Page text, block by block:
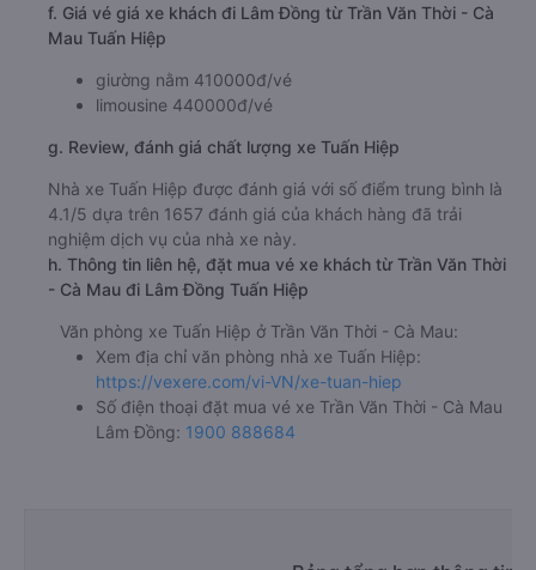
f. Giá vé giá xe khách đi Lâm Đồng từ Trần Văn Thời - Cà
Mau Tuấn Hiệp
giường nằm 410000đ/vé
limousine 440000đ/vé
g. Review, đánh giá chất lượng xe Tuấn Hiệp
Nhà xe Tuấn Hiệp được đánh giá với số điểm trung bình là
4.1/5 dựa trên 1657 đánh giá của khách hàng đã trải
nghiệm dịch vụ của nhà xe này.
h. Thông tin liên hệ, đặt mua vé xe khách từ Trần Văn Thời
- Cà Mau đi Lâm Đồng Tuấn Hiệp
Văn phòng xe Tuấn Hiệp ở Trần Văn Thời - Cà Mau:
Xem địa chỉ văn phòng nhà xe Tuấn Hiệp:
https://vexere.com/vi-VN/xe-tuan-hiep
Số điện thoại đặt mua vé xe Trần Văn Thời - Cà Mau
Lâm Đồng: 1900 888684